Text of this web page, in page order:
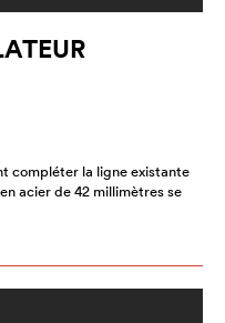
compléter la ligne existante
acier de 42 millimètres se